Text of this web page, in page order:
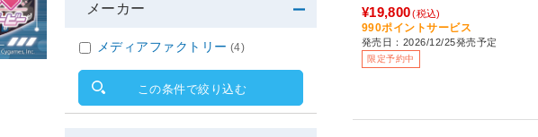
ニメガ全巻連続購入特典「ア
ニメ描き下ろしイラスト使用
全巻収納BOX」
¥19,800(税込)
990ポイントサービス
発売日：2026/12/25発売予定
限定予約中
メーカー
メディアファクトリー (4)
この条件で絞り込む